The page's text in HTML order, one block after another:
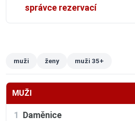
správce rezervací
muži ženy muži 35+
MUŽI
1 Daměnice